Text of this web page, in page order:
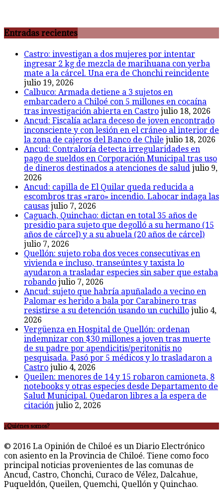
Entradas recientes
Castro: investigan a dos mujeres por intentar
ingresar 2 kg de mezcla de marihuana con yerba
mate a la cárcel. Una era de Chonchi reincidente
julio 19, 2026
Calbuco: Armada detiene a 3 sujetos en
embarcadero a Chiloé con 5 millones en cocaína
tras investigación abierta en Castro julio 18, 2026
Ancud: Fiscalía aclara deceso de joven encontrado
inconsciente y con lesión en el cráneo al interior de
la zona de cajeros del Banco de Chile julio 18, 2026
Ancud: Contraloría detecta irregularidades en
pago de sueldos en Corporación Municipal tras uso
de dineros destinados a atenciones de salud julio 9,
2026
Ancud: capilla de El Quilar queda reducida a
escombros tras «raro» incendio. Labocar indaga las
causas julio 7, 2026
Caguach, Quinchao: dictan en total 35 años de
presidio para sujeto que degolló a su hermano (15
años de cárcel) y a su abuela (20 años de cárcel)
julio 7, 2026
Quellón: sujeto roba dos veces consecutivas en
vivienda e incluso, transeúntes y taxista lo
ayudaron a trasladar especies sin saber que estaba
robando julio 7, 2026
Ancud: sujeto que habría apuñalado a vecino en
Palomar es herido a bala por Carabinero tras
resistirse a su detención usando un cuchillo julio 4,
2026
Vergüenza en Hospital de Quellón: ordenan
indemnizar con $30 millones a joven tras muerte
de su padre por apendicitis/peritonitis no
pesquisada. Pasó por 5 médicos y lo trasladaron a
Castro julio 4, 2026
Queilen: menores de 14 y 15 robaron camioneta, 8
notebooks y otras especies desde Departamento de
Salud Municipal. Quedaron libres a la espera de
citación julio 2, 2026
¿Quiénes somos?
© 2016 La Opinión de Chiloé es un Diario Electrónico
con asiento en la Provincia de Chiloé. Tiene como foco
principal noticias provenientes de las comunas de
Ancud, Castro, Chonchi, Curaco de Vélez, Dalcahue,
Puqueldón, Queilen, Quemchi, Quellón y Quinchao.